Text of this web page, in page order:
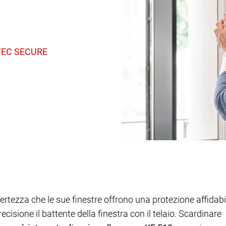
che le sue finestre offrono una protezione
il battente della finestra con il telaio. Scardinare